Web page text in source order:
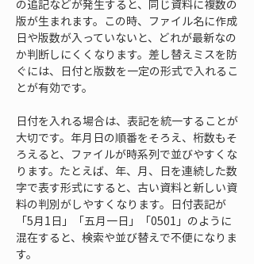
の追記などが発生すると、同じ資料に複数の
版が生まれます。この時、ファイル名に作成
日や版数が入っていないと、どれが最新なの
か判断しにくくなります。差し替えミスを防
ぐには、日付と版数を一定の形式で入れるこ
とが有効です。
日付を入れる場合は、表記を統一することが
大切です。年月日の順番をそろえ、桁数もそ
ろえると、ファイルが時系列で並びやすくな
ります。たとえば、年、月、日を連続した数
字で表す形式にすると、古い資料と新しい資
料の判別がしやすくなります。日付表記が
「5月1日」「五月一日」「0501」のように
混在すると、検索や並び替えで不便になりま
す。